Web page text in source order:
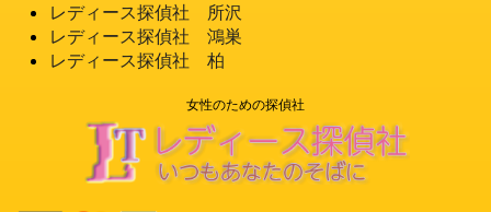
レディース探偵社 所沢
レディース探偵社 鴻巣
レディース探偵社 柏
女性のための探偵社